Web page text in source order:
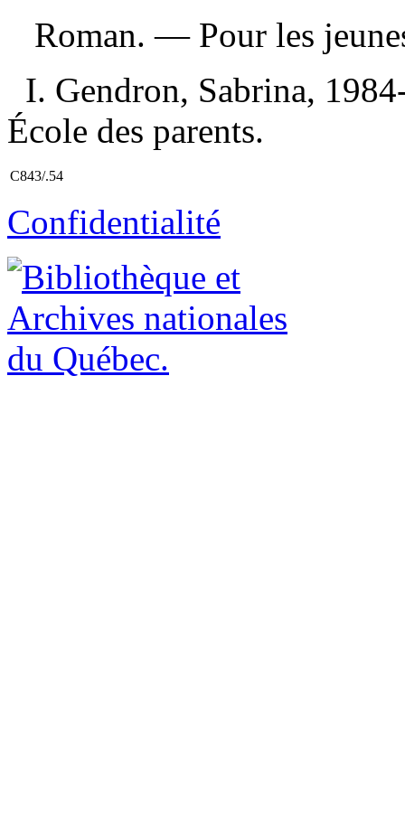
Roman. — Pour les
I. Gendron, Sabrina,
École des parents.
C843/.54
Confidentialité